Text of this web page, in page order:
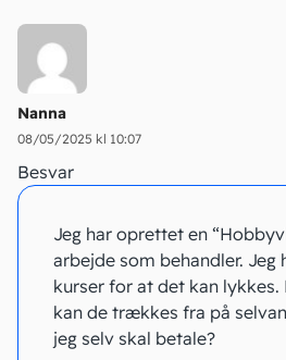
Nanna
08/05/2025 kl 10:07
Besvar
Jeg har oprettet en
arbejde som behandler.
kurser for at det kan
kan de trækkes fra på
jeg selv skal betale?